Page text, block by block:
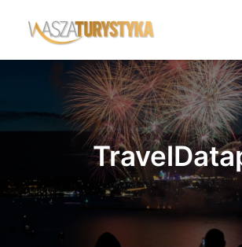
Księga wspomnień
Biura podróży
Noclegi
Polska
Świat